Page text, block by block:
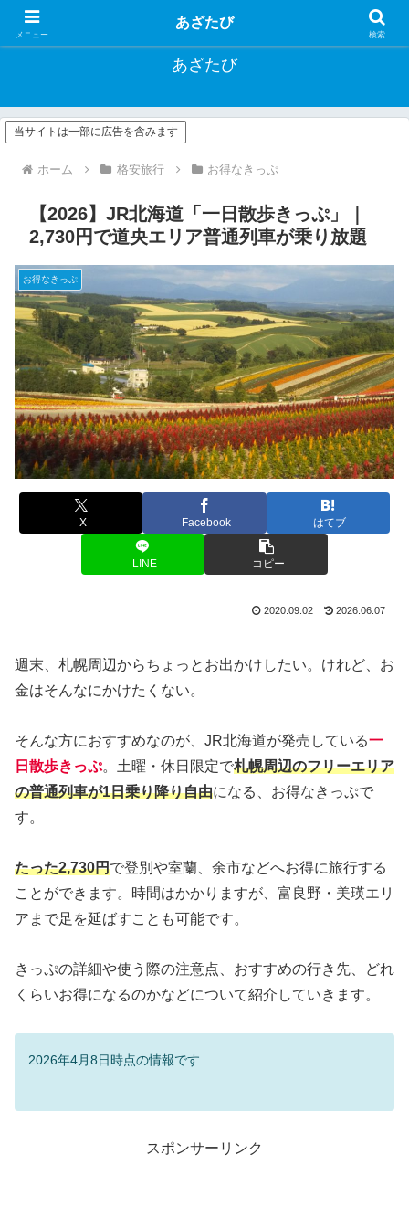
お得に旅する方法や一人旅行記など
あざたび
当サイトは一部に広告を含みます
ホーム 格安旅行 お得なきっぷ
【2026】JR北海道「一日散歩きっぷ」｜
2,730円で道央エリア普通列車が乗り放題
お得なきっぷ
X Facebook はてブ
LINE コピー
2020.09.02 2026.06.07
週末、札幌周辺からちょっとお出かけしたい。けれど、お
金はそんなにかけたくない。
そんな方におすすめなのが、JR北海道が発売している一
日散歩きっぷ。土曜・休日限定で札幌周辺のフリーエリア
の普通列車が1日乗り降り自由になる、お得なきっぷで
す。
たった2,730円で登別や室蘭、余市などへお得に旅行する
ことができます。時間はかかりますが、富良野・美瑛エリ
アまで足を延ばすことも可能です。
きっぷの詳細や使う際の注意点、おすすめの行き先、どれ
くらいお得になるのかなどについて紹介していきます。
2026年4月8日時点の情報です
スポンサーリンク
メニュー
あざたび
検索